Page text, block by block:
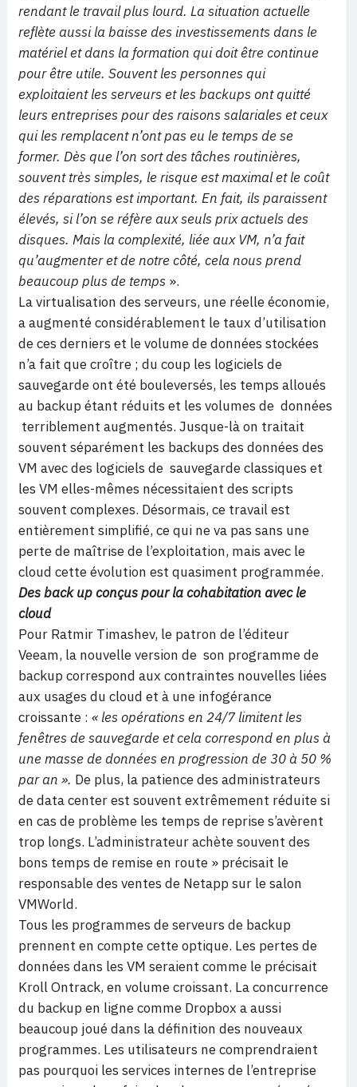
rendant le travail plus lourd. La situation actuelle
reflète aussi la baisse des investissements dans le
matériel et dans la formation qui doit être continue
pour être utile. Souvent les personnes qui
exploitaient les serveurs et les backups ont quitté
leurs entreprises pour des raisons salariales et ceux
qui les remplacent n’ont pas eu le temps de se
former. Dès que l’on sort des tâches routinières,
souvent très simples, le risque est maximal et le coût
des réparations est important. En fait, ils paraissent
élevés, si l’on se réfère aux seuls prix actuels des
disques. Mais la complexité, liée aux VM, n’a fait
qu’augmenter et de notre côté, cela nous prend
beaucoup plus de temps ».
La virtualisation des serveurs, une réelle économie,
a augmenté considérablement le taux d’utilisation
de ces derniers et le volume de données stockées
n’a fait que croître ; du coup les logiciels de
sauvegarde ont été bouleversés, les temps alloués
au backup étant réduits et les volumes de données
terriblement augmentés. Jusque-là on traitait
souvent séparément les backups des données des
VM avec des logiciels de sauvegarde classiques et
les VM elles-mêmes nécessitaient des scripts
souvent complexes. Désormais, ce travail est
entièrement simplifié, ce qui ne va pas sans une
perte de maîtrise de l’exploitation, mais avec le
cloud cette évolution est quasiment programmée.
Des back up conçus pour la cohabitation avec le
cloud
Pour Ratmir Timashev, le patron de l’éditeur
Veeam, la nouvelle version de son programme de
backup correspond aux contraintes nouvelles liées
aux usages du cloud et à une infogérance
croissante : « les opérations en 24/7 limitent les
fenêtres de sauvegarde et cela correspond en plus à
une masse de données en progression de 30 à 50 %
par an ». De plus, la patience des administrateurs
de data center est souvent extrêmement réduite si
en cas de problème les temps de reprise s’avèrent
trop longs. L’administrateur achète souvent des
bons temps de remise en route » précisait le
responsable des ventes de Netapp sur le salon
VMWorld.
Tous les programmes de serveurs de backup
prennent en compte cette optique. Les pertes de
données dans les VM seraient comme le précisait
Kroll Ontrack, en volume croissant. La concurrence
du backup en ligne comme Dropbox a aussi
beaucoup joué dans la définition des nouveaux
programmes. Les utilisateurs ne comprendraient
pas pourquoi les services internes de l’entreprise